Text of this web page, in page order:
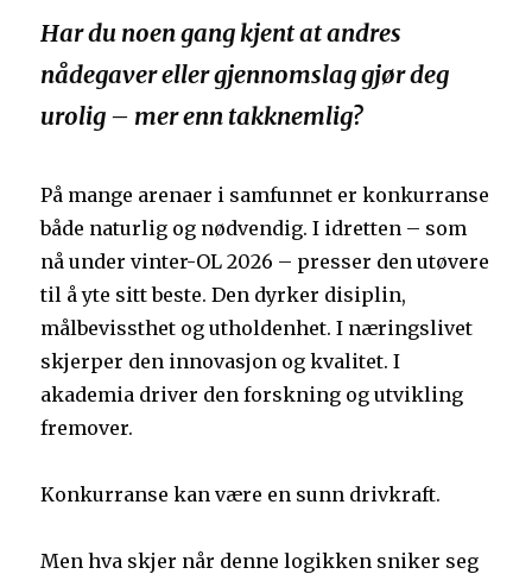
Har du noen gang kjent at andres
nådegaver eller gjennomslag gjør deg
urolig – mer enn takknemlig?
På mange arenaer i samfunnet er konkurranse
både naturlig og nødvendig. I idretten – som
nå under vinter-OL 2026 – presser den utøvere
til å yte sitt beste. Den dyrker disiplin,
målbevissthet og utholdenhet. I næringslivet
skjerper den innovasjon og kvalitet. I
akademia driver den forskning og utvikling
fremover.
Konkurranse kan være en sunn drivkraft.
Men hva skjer når denne logikken sniker seg